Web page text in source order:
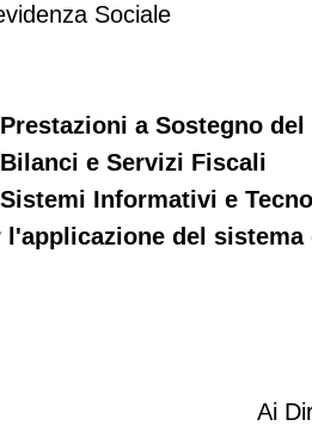
Sociale
a Sostegno del
e Servizi Fiscali
Informativi e
del sistema
Ai